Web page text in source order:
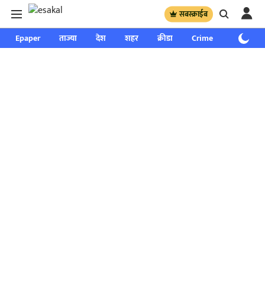
सबस्क्राईब
Epaper ताज्या देश शहर क्रीडा Crime साप्ताहिक